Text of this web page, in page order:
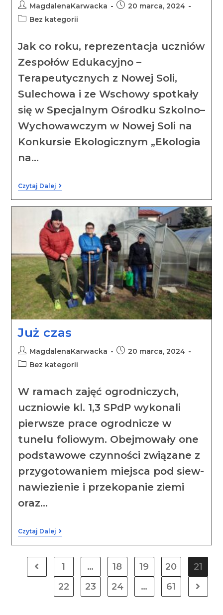
MagdalenaKarwacka
20 marca, 2024
Bez kategorii
Jak co roku, reprezentacja uczniów
Zespołów Edukacyjno –
Terapeutycznych z Nowej Soli,
Sulechowa i ze Wschowy spotkały
się w Specjalnym Ośrodku Szkolno–
Wychowawczym w Nowej Soli na
Konkursie Ekologicznym „Ekologia
na…
Czytaj Dalej
Już czas
MagdalenaKarwacka
20 marca, 2024
Bez kategorii
W ramach zajęć ogrodniczych,
uczniowie kl. 1,3 SPdP wykonali
pierwsze prace ogrodnicze w
tunelu foliowym. Obejmowały one
podstawowe czynności związane z
przygotowaniem miejsca pod siew-
nawiezienie i przekopanie ziemi
oraz…
Czytaj Dalej
1 … 18 19 20
21
22
23 24 … 61